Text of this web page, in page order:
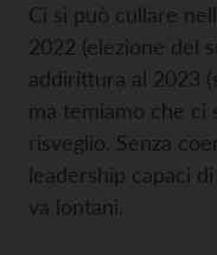
Ci si può cullare
2022 (elezione del
addirittura al 2023
ma temiamo che ci
risveglio. Senza
leadership capaci
va lontani.